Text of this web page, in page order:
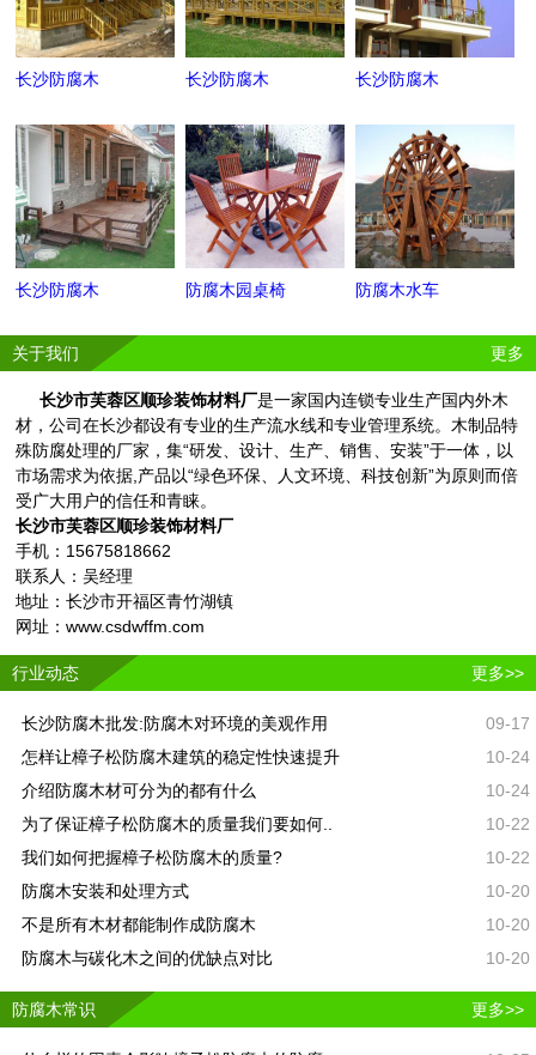
长沙防腐木 长沙防腐木 长沙防腐木
长沙防腐木 防腐木园桌椅 防腐木水车
关于我们 更多
长沙市芙蓉区顺珍装饰材料厂是一家国内连锁专业生产国内外木
材，公司在长沙都设有专业的生产流水线和专业管理系统。木制品特
殊防腐处理的厂家，集“研发、设计、生产、销售、安装”于一体，以
市场需求为依据,产品以“绿色环保、人文环境、科技创新”为原则而倍
受广大用户的信任和青睐。
长沙市芙蓉区顺珍装饰材料厂
手机：15675818662
联系人：吴经理
地址：长沙市开福区青竹湖镇
网址：www.csdwffm.com
行业动态 更多>>
长沙防腐木批发:防腐木对环境的美观作用
09-17
怎样让樟子松防腐木建筑的稳定性快速提升
10-24
介绍防腐木材可分为的都有什么
10-24
为了保证樟子松防腐木的质量我们要如何..
10-22
我们如何把握樟子松防腐木的质量?
10-22
防腐木安装和处理方式
10-20
不是所有木材都能制作成防腐木
10-20
防腐木与碳化木之间的优缺点对比
10-20
防腐木常识 更多>>